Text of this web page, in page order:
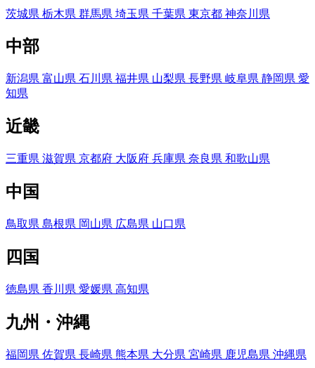
茨城県 栃木県 群馬県 埼玉県 千葉県 東京都 神奈川県
中部
新潟県 富山県 石川県 福井県 山梨県 長野県 岐阜県 静岡県 愛
知県
近畿
三重県 滋賀県 京都府 大阪府 兵庫県 奈良県 和歌山県
中国
鳥取県 島根県 岡山県 広島県 山口県
四国
徳島県 香川県 愛媛県 高知県
九州・沖縄
福岡県 佐賀県 長崎県 熊本県 大分県 宮崎県 鹿児島県 沖縄県